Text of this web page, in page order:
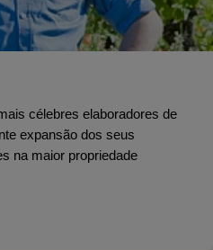
célebres elaboradores de
expansão dos seus
na maior propriedade